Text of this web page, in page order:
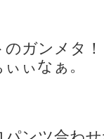
ガンメタ
ぃなぁ。